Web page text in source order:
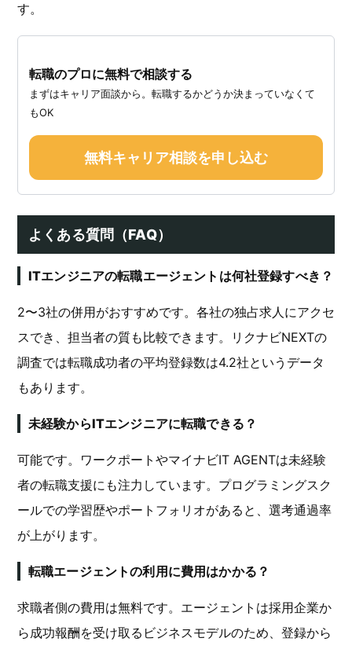
す。
転職のプロに無料で相談する
まずはキャリア面談から。転職するかどうか決まっていなくて
もOK
無料キャリア相談を申し込む
よくある質問（FAQ）
ITエンジニアの転職エージェントは何社登録すべき？
2〜3社の併用がおすすめです。各社の独占求人にアクセ
スでき、担当者の質も比較できます。リクナビNEXTの
調査では転職成功者の平均登録数は4.2社というデータ
もあります。
未経験からITエンジニアに転職できる？
可能です。ワークポートやマイナビIT AGENTは未経験
者の転職支援にも注力しています。プログラミングスク
ールでの学習歴やポートフォリオがあると、選考通過率
が上がります。
転職エージェントの利用に費用はかかる？
求職者側の費用は無料です。エージェントは採用企業か
ら成功報酬を受け取るビジネスモデルのため、登録から